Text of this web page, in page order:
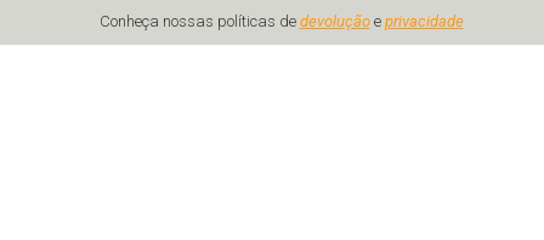
Conheça nossas políticas de devoluçãoe privacidade